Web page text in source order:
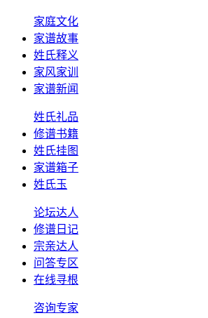
家庭文化
家谱故事
姓氏释义
家风家训
家谱新闻
姓氏礼品
修谱书籍
姓氏挂图
家谱箱子
姓氏玉
论坛达人
修谱日记
宗亲达人
问答专区
在线寻根
咨询专家